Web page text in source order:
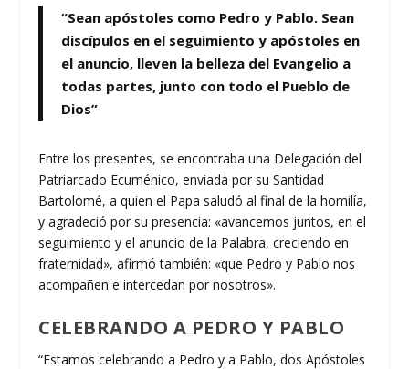
“Sean apóstoles como Pedro y Pablo. Sean
discípulos en el seguimiento y apóstoles en
el anuncio, lleven la belleza del Evangelio a
todas partes, junto con todo el Pueblo de
Dios”
Entre los presentes, se encontraba una Delegación del
Patriarcado Ecuménico, enviada por su Santidad
Bartolomé, a quien el Papa saludó al final de la homilía,
y agradeció por su presencia: «avancemos juntos, en el
seguimiento y el anuncio de la Palabra, creciendo en
fraternidad», afirmó también: «que Pedro y Pablo nos
acompañen e intercedan por nosotros».
CELEBRANDO A PEDRO Y PABLO
“Estamos celebrando a Pedro y a Pablo, dos Apóstoles